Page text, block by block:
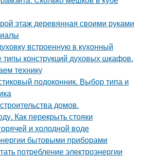
этаж деревянная своими руками
встроенную в кухонный
типы конструкций духовых шкафов.
технику
подоконник. Выбор типа и
домов.
Как перекрыть стояки
и холодной воде
бытовыми приборами
потребление электроэнергии